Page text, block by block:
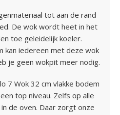
tot aan de rand
De wok wordt heet in het
toe geleidelijk koeler.
kan iedereen met deze wok
je geen wokpit meer nodig.
7 Wok 32 cm vlakke bodem
top niveau. Zelfs op alle
de oven. Daar zorgt onze